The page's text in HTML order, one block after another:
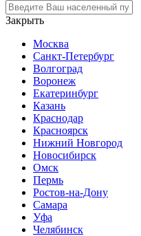
Закрыть
Москва
Санкт-Петербург
Волгоград
Воронеж
Екатеринбург
Казань
Краснодар
Красноярск
Нижний Новгород
Новосибирск
Омск
Пермь
Ростов-на-Дону
Самара
Уфа
Челябинск